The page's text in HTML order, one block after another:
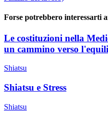
Forse potrebbero interessarti
Le costituzioni nella
un cammino verso
Shiatsu
Shiatsu e Stress
Shiatsu